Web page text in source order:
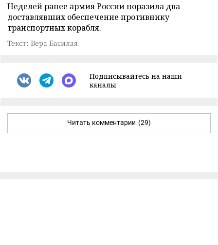
Неделей ранее армия Россиипоразила два
доставлявших обеспечение противнику
транспортных корабля.
Текст: Вера Басилая
Подписывайтесь на наши
каналы
Читать комментарии (29)